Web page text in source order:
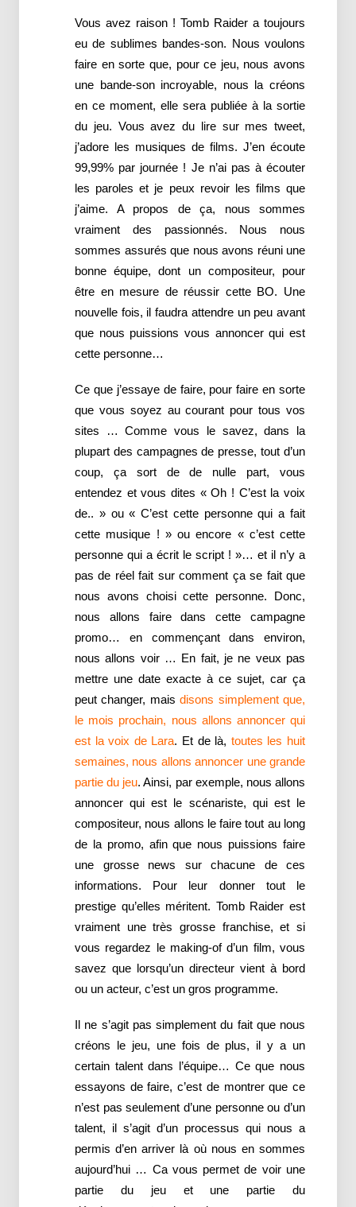
Vous avez raison ! Tomb Raider a toujours
eu de sublimes bandes-son. Nous voulons
faire en sorte que, pour ce jeu, nous avons
une bande-son incroyable, nous la créons
en ce moment, elle sera publiée à la sortie
du jeu. Vous avez du lire sur mes tweet,
j’adore les musiques de films. J’en écoute
99,99% par journée ! Je n’ai pas à écouter
les paroles et je peux revoir les films que
j’aime. A propos de ça, nous sommes
vraiment des passionnés. Nous nous
sommes assurés que nous avons réuni une
bonne équipe, dont un compositeur, pour
être en mesure de réussir cette BO. Une
nouvelle fois, il faudra attendre un peu avant
que nous puissions vous annoncer qui est
cette personne…
Ce que j’essaye de faire, pour faire en sorte
que vous soyez au courant pour tous vos
sites … Comme vous le savez, dans la
plupart des campagnes de presse, tout d’un
coup, ça sort de de nulle part, vous
entendez et vous dites « Oh ! C’est la voix
de.. » ou « C’est cette personne qui a fait
cette musique ! » ou encore « c’est cette
personne qui a écrit le script ! »… et il n’y a
pas de réel fait sur comment ça se fait que
nous avons choisi cette personne. Donc,
nous allons faire dans cette campagne
promo… en commençant dans environ,
nous allons voir … En fait, je ne veux pas
mettre une date exacte à ce sujet, car ça
peut changer, maisdisons simplement que,
le mois prochain, nous allons annoncer qui
est la voix de Lara. Et de là, toutes les huit
semaines, nous allons annoncer une grande
partie du jeu. Ainsi, par exemple, nous allons
annoncer qui est le scénariste, qui est le
compositeur, nous allons le faire tout au long
de la promo, afin que nous puissions faire
une grosse news sur chacune de ces
informations. Pour leur donner tout le
prestige qu’elles méritent. Tomb Raider est
vraiment une très grosse franchise, et si
vous regardez le making-of d’un film, vous
savez que lorsqu’un directeur vient à bord
ou un acteur, c’est un gros programme.
Il ne s’agit pas simplement du fait que nous
créons le jeu, une fois de plus, il y a un
certain talent dans l’équipe… Ce que nous
essayons de faire, c’est de montrer que ce
n’est pas seulement d’une personne ou d’un
talent, il s’agit d’un processus qui nous a
permis d’en arriver là où nous en sommes
aujourd’hui … Ca vous permet de voir une
partie du jeu et une partie du